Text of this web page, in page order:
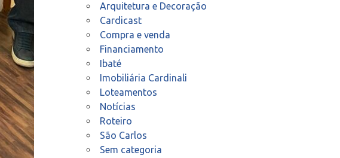
Arquitetura e Decoração
Cardicast
Compra e venda
Financiamento
Ibaté
Imobiliária Cardinali
Loteamentos
Notícias
Roteiro
São Carlos
Sem categoria